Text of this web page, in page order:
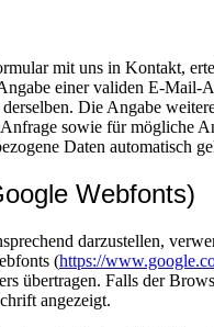
mit uns in Kontakt,
einer validen E-Mail-
Die Angabe
sowie für mögliche
Daten automatisch
Webfonts)
darzustellen,
(https://
übertragen. Falls der
angezeigt.